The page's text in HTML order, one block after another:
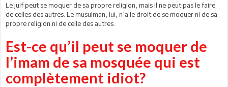
Le juif peut se moquer de sa propre religion, mais il ne peut pas le faire
de celles des autres. Le musulman, lui, n’a le droit de se moquer ni de sa
propre religion ni de celle des autres.
Est-ce qu’il peut se moquer de
l’imam de sa mosquée qui est
complètement idiot?